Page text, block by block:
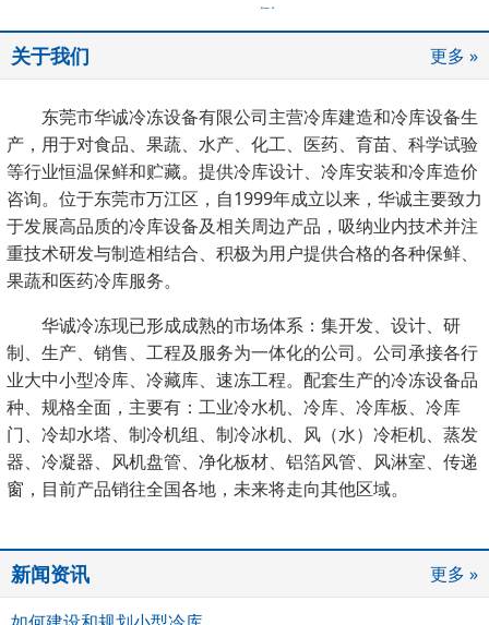
例
关于我们 更多 »
东莞市华诚冷冻设备有限公司主营冷库建造和冷库设备生
产，用于对食品、果蔬、水产、化工、医药、育苗、科学试验
等行业恒温保鲜和贮藏。提供冷库设计、冷库安装和冷库造价
咨询。位于东莞市万江区，自1999年成立以来，华诚主要致力
于发展高品质的冷库设备及相关周边产品，吸纳业内技术并注
重技术研发与制造相结合、积极为用户提供合格的各种保鲜、
果蔬和医药冷库服务。
华诚冷冻现已形成成熟的市场体系：集开发、设计、研
制、生产、销售、工程及服务为一体化的公司。公司承接各行
业大中小型冷库、冷藏库、速冻工程。配套生产的冷冻设备品
种、规格全面，主要有：工业冷水机、冷库、冷库板、冷库
门、冷却水塔、制冷机组、制冷冰机、风（水）冷柜机、蒸发
器、冷凝器、风机盘管、净化板材、铝箔风管、风淋室、传递
窗， 目前产品销往全国各地，未来将走向其他区域。
新闻资讯
更多 »